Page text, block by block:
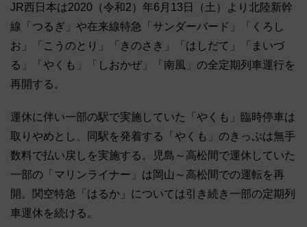
JR西日本は2020（令和2）年6月13日（土）より北陸新幹
線「つるぎ」や在来線特急「サンダーバード」「くろし
お」「こうのとり」「きのさき」「はしだて」「まいづ
る」「やくも」「しおかぜ」「南風」の全定期列車運行を
再開する。
運休に伴い一部の駅で実施していた「やくも」臨時停車は
取りやめとし、同駅を発着する「やくも」のきっぷは無手
数料で払い戻しを実施する。児島～高松間で運休していた
一部の「マリンライナー」は岡山～高松間での運転を再
開。関空特急「はるか」については引き続き一部の定期列
車運休を続ける。